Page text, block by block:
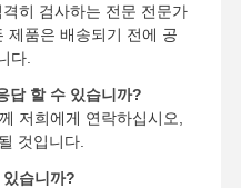
히 검사하는 전문 전문가
제품은 배송되기 전에 공
다.
답 할 수 있습니까?
저희에게 연락하십시오,
것입니다.
습니까?